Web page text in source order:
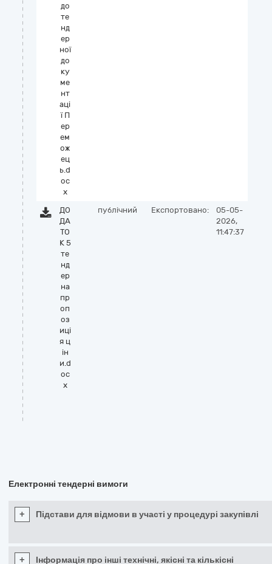
до
те
нд
ер
ної
до
ку
ме
нт
аці
ї П
ер
ем
ож
ец
ь.d
oc
x
ДО
ДА
ТО
К 5
те
нд
ер
на
пр
оп
оз
иці
я ц
ін
и.d
oc
x
публічний Експортовано:
05-05-
2026,
11:47:37
Електронні тендерні вимоги
+ Підстави для відмови в участі у процедурі закупівлі
+
Інформація про інші технічні, якісні та кількісні